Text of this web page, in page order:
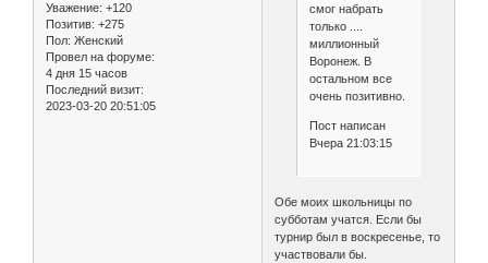
Уважение: +120
Позитив: +275
Пол: Женский
Провел на форуме:
4 дня 15 часов
Последний визит:
2023-03-20 20:51:05
смог набрать
только ....
миллионный
Воронеж. В
остальном все
очень позитивно.
Пост написан
Вчера 21:03:15
Обе моих школьницы по
субботам учатся. Если бы
турнир был в воскресенье, то
участвовали бы.